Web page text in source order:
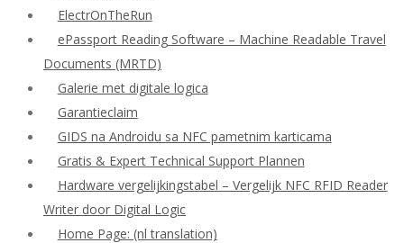
ElectrOnTheRun
ePassport Reading Software – Machine Readable Travel
Documents (MRTD)
Galerie met digitale logica
Garantieclaim
GIDS na Androidu sa NFC pametnim karticama
Gratis & Expert Technical Support Plannen
Hardware vergelijkingstabel – Vergelijk NFC RFID Reader
Writer door Digital Logic
Home Page: (nl translation)